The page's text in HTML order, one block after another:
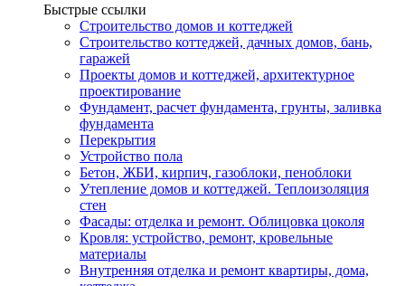
Быстрые ссылки
Строительство домов и коттеджей
Строительство коттеджей, дачных домов, бань,
гаражей
Проекты домов и коттеджей, архитектурное
проектирование
Фундамент, расчет фундамента, грунты, заливка
фундамента
Перекрытия
Устройство пола
Бетон, ЖБИ, кирпич, газоблоки, пеноблоки
Утепление домов и коттеджей. Теплоизоляция
стен
Фасады: отделка и ремонт. Облицовка цоколя
Кровля: устройство, ремонт, кровельные
материалы
Внутренняя отделка и ремонт квартиры, дома,